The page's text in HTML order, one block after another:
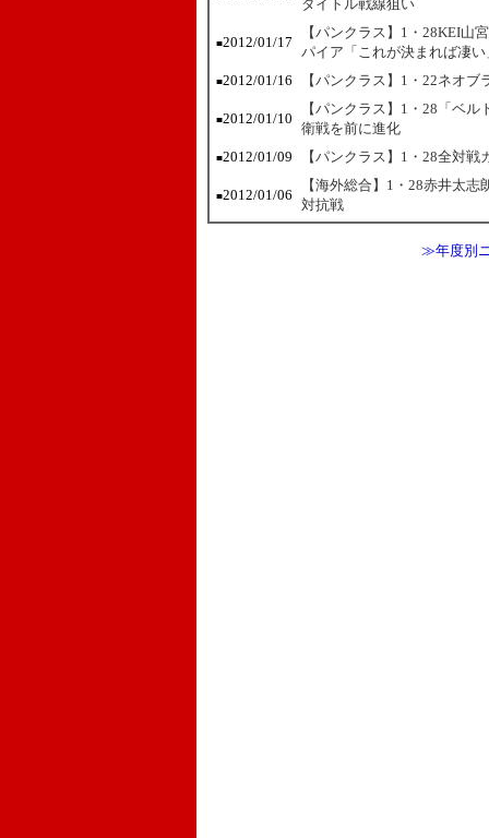
タイトル戦線狙い
■2012/01/17
【パンクラス】1・28KEI山
パイア「これが決まれば凄い
■2012/01/16 【パンクラス】1・22ネオ
■2012/01/10
【パンクラス】1・28「ベ
衛戦を前に進化
■2012/01/09 【パンクラス】1・28全対
■2012/01/06
【海外総合】1・28赤井太
対抗戦
≫年度別